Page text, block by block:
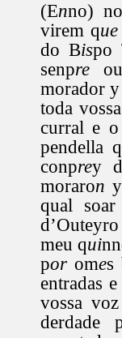
(Enno) no
virem que
do Bispo
senpre
morador
toda
curral e o
pendella q
conprey
moraron
qual
meu qui
por omes
entradas
vossa
derdade